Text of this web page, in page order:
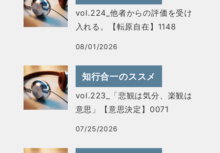
vol.224_他者からの評価を受け
入れる。【転原自在】1148
08/01/2026
知行合一のススメ
vol.223_「悲観は気分、楽観は
意思」【意思決定】0071
07/25/2026